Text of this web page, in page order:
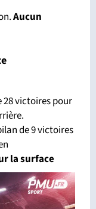
Aucun
28 victoires pour
de 9 victoires
la surface